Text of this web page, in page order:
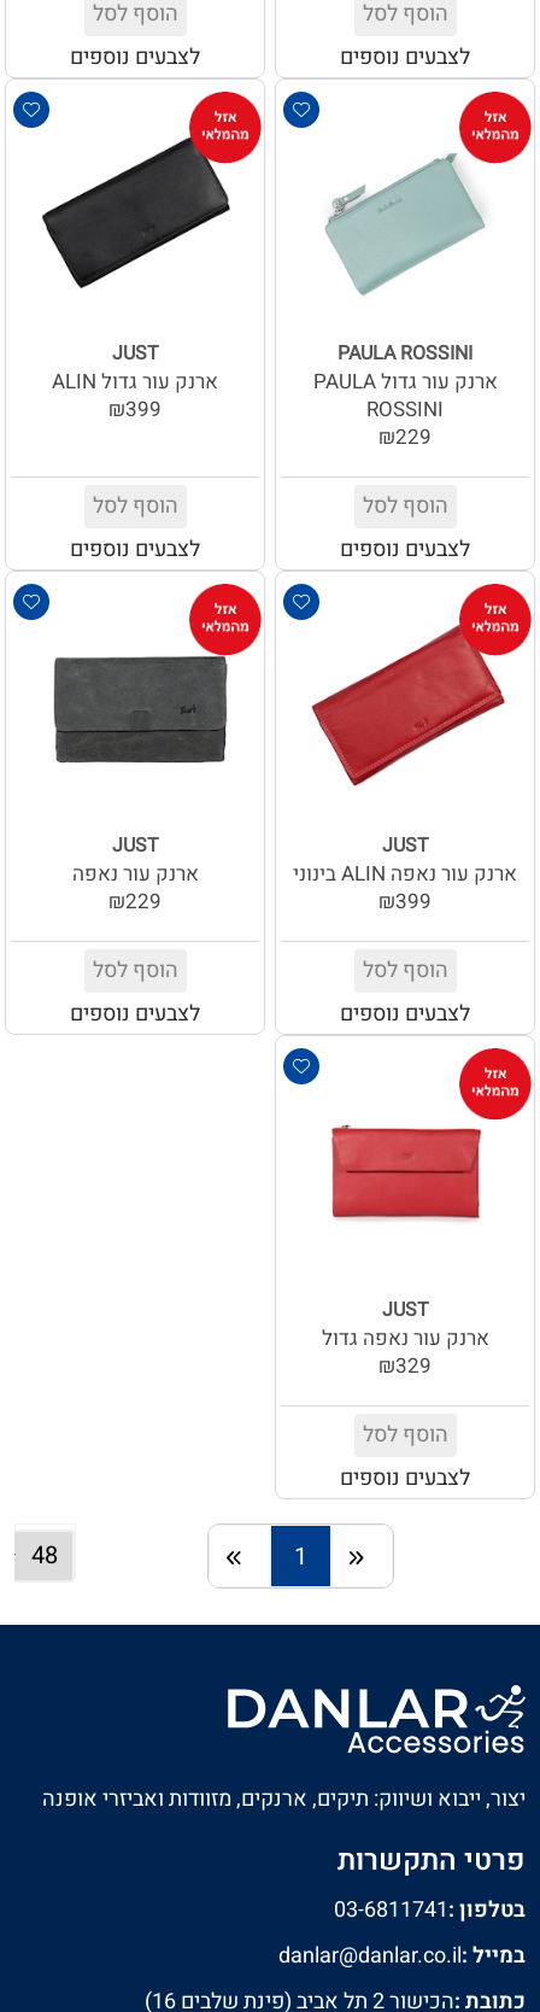
הוסף לסל
לצבעים נוספים
הוסף לסל
לצבעים נוספים
PAULA ROSSINI
ארנק עור גדול PAULA
ROSSINI
₪229
הוסף לסל
לצבעים נוספים
JUST
ארנק עור גדול ALIN
₪399
הוסף לסל
לצבעים נוספים
JUST
ארנק עור נאפה ALIN בינוני
₪399
הוסף לסל
לצבעים נוספים
JUST
ארנק עור נאפה
₪229
הוסף לסל
לצבעים נוספים
JUST
ארנק עור נאפה גדול
₪329
הוסף לסל
לצבעים נוספים
1
יצור, ייבוא ושיווק: תיקים, ארנקים, מזוודות ואביזרי אופנה
פרטי התקשרות
בטלפון :03-6811741
במייל :danlar@danlar.co.il
כתובת :הכישור 2 תל אביב (פינת שלבים 16)